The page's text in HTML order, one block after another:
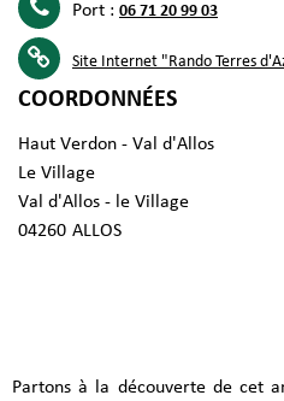
Port : 06 71 20 99 03
Site Internet "Rando Terres
COORDONNÉES
Haut Verdon - Val d'Allos
Le Village
Val d'Allos - le Village
04260 ALLOS
Partons à la découverte de cet